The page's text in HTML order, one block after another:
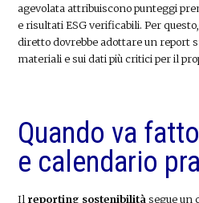
agevolata attribuiscono punteggi
e risultati ESG verificabili. Per
diretto dovrebbe adottare un report
materiali e sui dati più critici per il
Quando va
e calendario
Il reporting sostenibilità segue un